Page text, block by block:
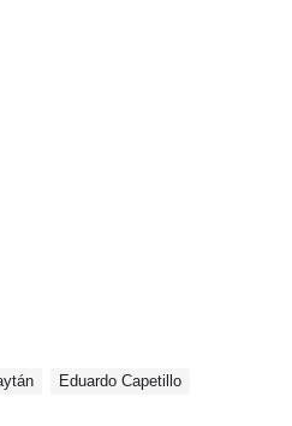
Eduardo Capetillo